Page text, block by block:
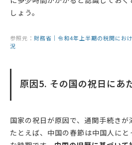
しょう。
参照元： 財務省｜令和4年上半期の税関にお
況
原因5. その国の祝日にあ
国家の祝日が原因で、通関手続きが
たとえば、中国の春節は中国人に